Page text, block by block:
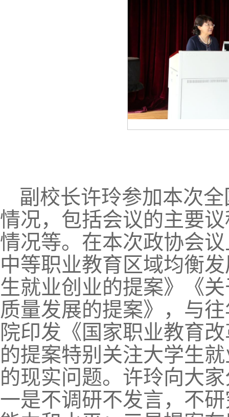
副校长许玲参加本次
情况，包括会议的主要
情况等。在本次政协会
中等职业教育区域均衡
生就业创业的提案》《
质量发展的提案》，与
院印发《国家职业教育
的提案特别关注大学生
的现实问题。许玲向大
一是不调研不发言，不